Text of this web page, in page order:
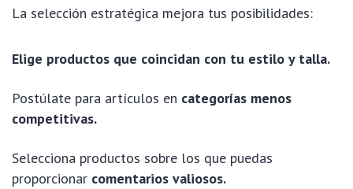
La selección estratégica mejora tus posibilidades:
Elige productos que coincidan con tu estilo y talla.
Postúlate para artículos en categorías menos
competitivas.
Selecciona productos sobre los que puedas
proporcionar comentarios valiosos.